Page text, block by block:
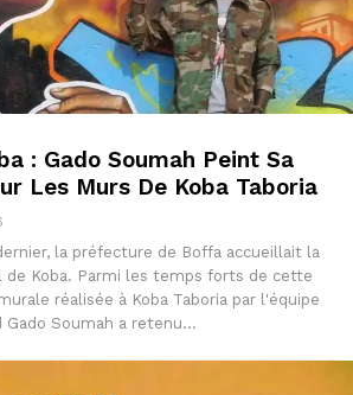
: Gado Soumah Peint Sa
Les Murs De Koba Taboria
la préfecture de Boffa accueillait la
de Koba. Parmi les temps forts de cette
réalisée à Koba Taboria par l'équipe
Gado Soumah a retenu…